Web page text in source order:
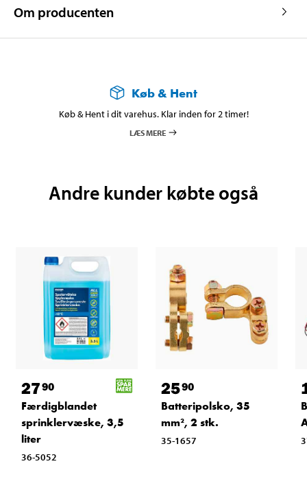
Om producenten
Køb & Hent
Køb & Hent i dit varehus. Klar inden for 2 timer!
LÆS MERE
Andre kunder købte også
2790
Færdigblandet
sprinklervæske, 3,5
liter
36-5052
2590
Batteripolsko, 35
mm², 2 stk.
35-1657